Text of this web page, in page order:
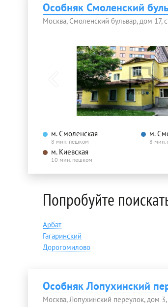
Особняк Смоленский
Москва, Смоленский бульвар, дом 17,
м. Смоленская
8 мин. пешком
м.
8 мин.
м. Киевская
10 мин. пешком
Попробуйте
Арбат
Гагаринский
Дорогомилово
Особняк Лопухинский
Москва, Лопухинский переулок, дом 3,